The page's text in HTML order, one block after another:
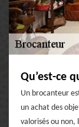
Qu’est-ce
Un brocanteur
un achat des
valorisés ou